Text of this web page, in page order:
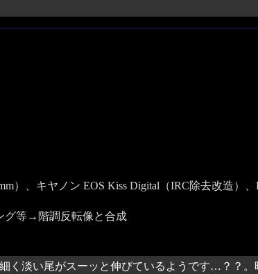
）、キヤノン EOS Kiss Digital（IRC除去改造）、
グ等→階調反転像と合成
く淡い尾がスーッと伸びているようです…？？。